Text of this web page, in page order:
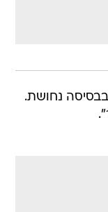
נחושת.